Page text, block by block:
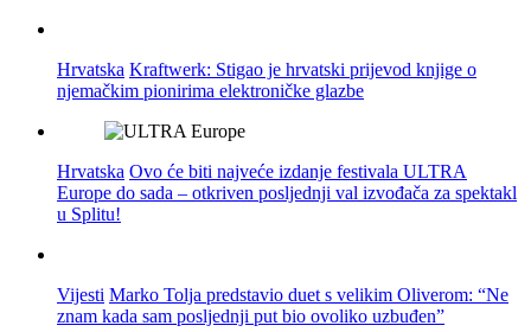
Hrvatska Kraftwerk: Stigao je hrvatski prijevod knjige o
njemačkim pionirima elektroničke glazbe
Hrvatska Ovo će biti najveće izdanje festivala ULTRA
Europe do sada – otkriven posljednji val izvođača za spektakl
u Splitu!
Vijesti Marko Tolja predstavio duet s velikim Oliverom: “Ne
znam kada sam posljednji put bio ovoliko uzbuđen”